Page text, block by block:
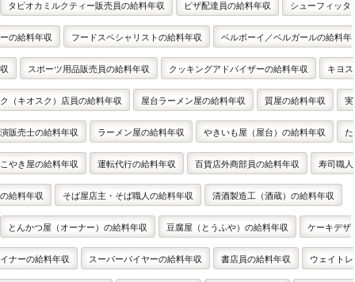
タピオカミルクティー販売員の給料年収 ピザ配達員の給料年収 シューフィッタ
ーの給料年収 フードスペシャリストの給料年収 ベルボーイ／ベルガールの給料年
収 スポーツ用品販売員の給料年収 クッキングアドバイザーの給料年収 キヨス
ク（キオスク）店員の給料年収 屋台ラーメン屋の給料年収 質屋の給料年収 実
演販売士の給料年収 ラーメン屋の給料年収 やきいも屋（屋台）の給料年収 た
こやき屋の給料年収 運転代行の給料年収 百貨店外商部員の給料年収 寿司職人
の給料年収 そば屋店主・そば職人の給料年収 清酒製造工（酒蔵）の給料年収
とんかつ屋（オーナー）の給料年収 豆腐屋（とうふや）の給料年収 ケーキデザ
イナーの給料年収 スーパーバイヤーの給料年収 書店員の給料年収 ウェイトレ